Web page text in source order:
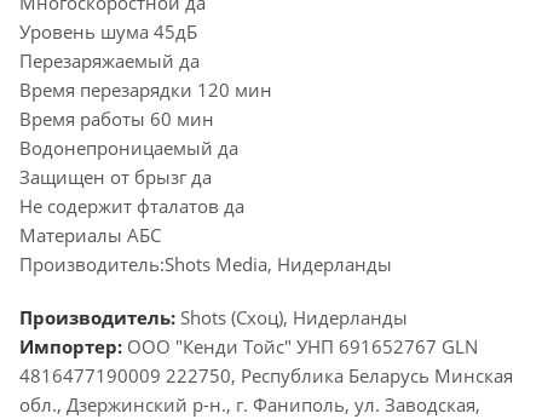
Уровень шума 45дБ
Перезаряжаемый да
Время перезарядки 120 мин
Время работы 60 мин
Водонепроницаемый да
Защищен от брызг да
Не содержит фталатов да
Материалы АБС
Производитель:Shots Media, Нидерланды
Производитель: Shots (Схоц), Нидерланды
Импортер: ООО "Кенди Тойс" УНП 691652767 GLN
4816477190009 222750, Республика Беларусь Минская
обл., Дзержинский р-н., г. Фаниполь, ул. Заводская,